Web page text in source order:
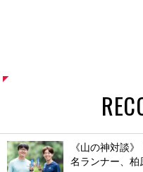
《山の神対談
名ランナー、柏